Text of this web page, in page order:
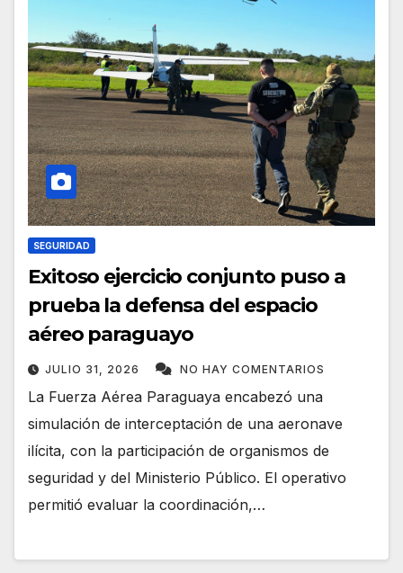
SEGURIDAD
Exitoso ejercicio conjunto puso a
prueba la defensa del espacio
aéreo paraguayo
JULIO 31, 2026 NO HAY COMENTARIOS
La Fuerza Aérea Paraguaya encabezó una
simulación de interceptación de una aeronave
ilícita, con la participación de organismos de
seguridad y del Ministerio Público. El operativo
permitió evaluar la coordinación,…